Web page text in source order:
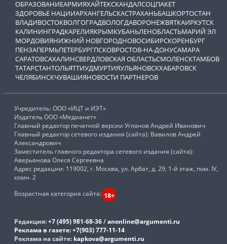
ОБРАЗОВАНИЕАРМИЯХАЙТЕКСКАНДАЛСОЦПАКЕТ
ЗДОРОВЬЕ НАЦИИАРХАНГЕЛЬСКАСТРАХАНЬБАШКОРТОСТАН
ВЛАДИВОСТОКВОЛГОГРАДВОЛОГДАВОРОНЕЖВЯТКАИРКУТСК
КАЛИНИНГРАДКАРЕЛИЯКРЫМКУБАНЬЛЕНОБЛАСТЬМАРИЙ ЭЛ
МОРДОВИЯНИЖНИЙ НОВГОРОДНОВОСИБИРСКОРЕНБУРГ
ПЕНЗАПЕРМЬПЕТЕРБУРГПСКОВРОСТОВ-НА-ДОНУСАМАРА
САРАТОВСАХАЛИНСВЕРДЛОВСКАЯ ОБЛАСТЬСМОЛЕНСКТАМБОВ
ТАТАРСТАНТОЛЬЯТТИУДМУРТИЯУЛЬЯНОВСКХАБАРОВСК
ЧЕЛЯБИНСКЧУВАШИЯНОВОСТИ ПАРТНЕРОВ
Учредитель: ООО «ИЦТ и ИЭТ»
Издатель ООО «Медианет»
Главный редактор печатной версии Угланов Андрей Иванович
Главный редактор сетевого издания (сайта): Вавилов Андрей
Александрович
Заместитель главного редактора сетевого издания (сайта):
Аверьянова Олеся Сергеевна
Адрес редакции: 119002, г. Москва, ул. Арбат, д. 29, 1-й этаж, пом. IV,
комн. 2
Возрастная категория сайта: 18+
Редакция:+7 (495) 981-68-36/anonline@argumenti.ru
Реклама в газете:+7(903) 777-11-14
Реклама на сайте: kapkova@argumenti.ru